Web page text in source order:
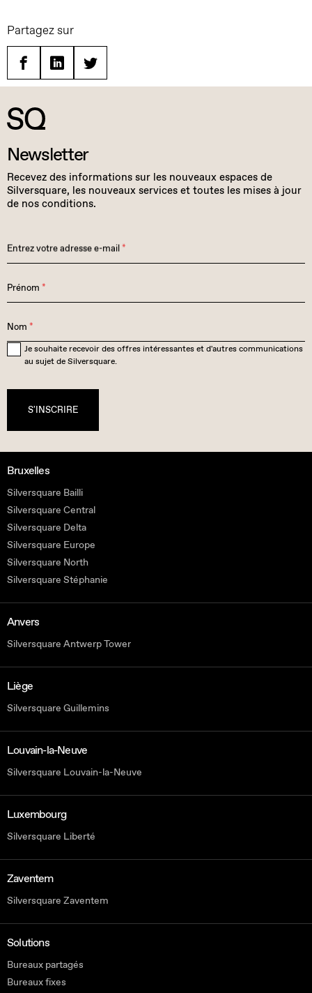
Partagez sur
FacebookLinkedinTwitter
Newsletter
Recevez des informations sur les nouveaux espaces de
Silversquare, les nouveaux services et toutes les mises à jour
de nos conditions.
Entrez votre adresse e-mail*
Prénom *
Nom *
Je souhaite recevoir des offres intéressantes et d'autres communications
au sujet de Silversquare.
S'INSCRIRE
Bruxelles
Silversquare Bailli
Silversquare Central
Silversquare Delta
Silversquare Europe
Silversquare North
Silversquare Stéphanie
Anvers
Silversquare Antwerp Tower
Liège
Silversquare Guillemins
Louvain-la-Neuve
Silversquare Louvain-la-Neuve
Luxembourg
Silversquare Liberté
Zaventem
Silversquare Zaventem
Solutions
Bureaux partagés
Bureaux fixes